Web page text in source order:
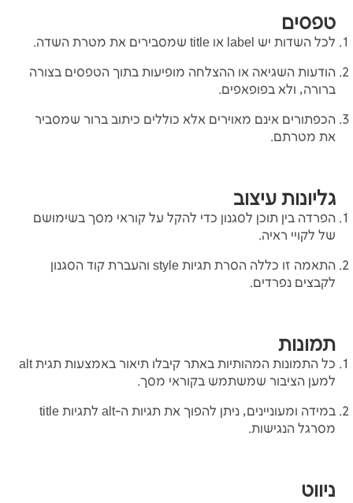
טפסים
לכל השדות יש label או title שמסבירים את מטרת השדה.
הודעות השגיאה או ההצלחה מופיעות בתוך הטפסים בצורה
ברורה, ולא בפופאפים.
הכפתורים אינם מאוירים אלא כוללים כיתוב ברור שמסביר
את מטרתם.
גליונות עיצוב
הפרדה בין תוכן לסגנון כדי להקל על קוראי מסך בשימושם
של לקויי ראיה.
התאמה זו כללה הסרת תגיות style והעברת קוד הסגנון
לקבצים נפרדים.
תמונות
כל התמונות המהותיות באתר קיבלו תיאור באמצעות תגית alt
למען הציבור שמשתמש בקוראי מסך.
במידה ומעוניינים, ניתן להפוך את תגיות ה-alt לתגיות title
מסרגל הנגישות.
ניווט